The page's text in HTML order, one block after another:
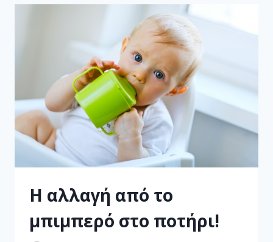
Η αλλαγή από το
μπιμπερό στο ποτήρι!